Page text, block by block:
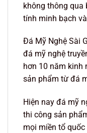
không thông qua
tính minh bạch
Đá Mỹ Nghệ Sài
đá mỹ nghệ
hơn 10 năm kinh
sản phẩm từ đá
Hiện nay đá mỹ
thi công sản
mọi miền tổ quốc